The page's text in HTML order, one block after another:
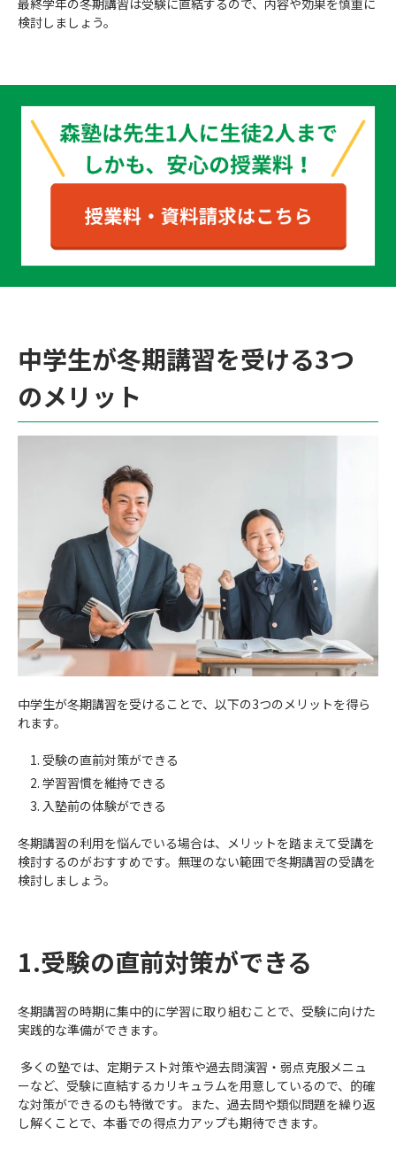
検討しましょう。
中学生が冬期講習を受ける3つ
のメリット
中学生が冬期講習を受けることで、以下の3つのメリットを得ら
れます。
受験の直前対策ができる
学習習慣を維持できる
入塾前の体験ができる
冬期講習の利用を悩んでいる場合は、メリットを踏まえて受講を
検討するのがおすすめです。無理のない範囲で冬期講習の受講を
検討しましょう。
1.受験の直前対策ができる
冬期講習の時期に集中的に学習に取り組むことで、受験に向けた
実践的な準備ができます。
多くの塾では、定期テスト対策や過去問演習・弱点克服メニュ
ーなど、受験に直結するカリキュラムを用意しているので、的確
な対策ができるのも特徴です。また、過去問や類似問題を繰り返
し解くことで、本番での得点力アップも期待できます。